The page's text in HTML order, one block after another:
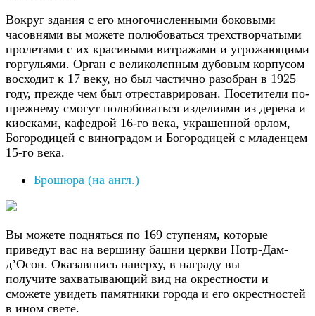
Вокруг здания с его многочисленными боковыми
часовнями вы можете полюбоваться трехстворчатыми
пролетами с их красивыми витражами и угрожающими
горгульями. Орган с великолепным дубовым корпусом
восходит к 17 веку, но был частично разобран в 1925
году, прежде чем был отреставрирован. Посетители по-
прежнему смогут полюбоваться изделиями из дерева и
киосками, кафедрой 16-го века, украшенной орлом,
Богородицей с виноградом и Богородицей с младенцем
15-го века.
Брошюра (на англ.)
Вы можете подняться по 169 ступеням, которые
приведут вас на вершину башни церкви Нотр-Дам-
д’Осон. Оказавшись наверху, в награду вы
получите захватывающий вид на окрестности и
сможете увидеть памятники города и его окрестностей
в ином свете.